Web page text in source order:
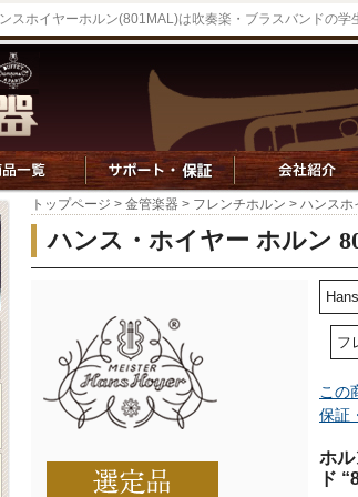
スホイヤーホルン(801MAL)は吹奏楽・ブラスバンドの学
トップページ > 金管楽器 > フレンチホルン > ハンスホ
ハンス・ホイヤー ホルン
フ
この
保証
ホ
ド